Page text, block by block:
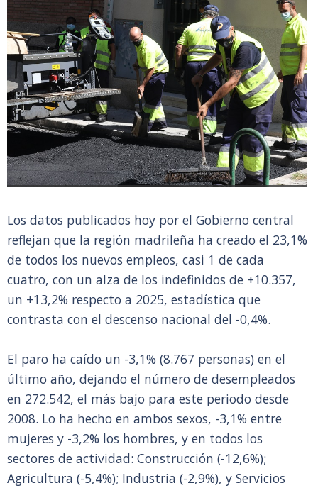
Los datos publicados hoy por el Gobierno central
reflejan que la región madrileña ha creado el 23,1%
de todos los nuevos empleos, casi 1 de cada
cuatro, con un alza de los indefinidos de +10.357,
un +13,2% respecto a 2025, estadística que
contrasta con el descenso nacional del -0,4%.
El paro ha caído un -3,1% (8.767 personas) en el
último año, dejando el número de desempleados
en 272.542, el más bajo para este periodo desde
2008. Lo ha hecho en ambos sexos, -3,1% entre
mujeres y -3,2% los hombres, y en todos los
sectores de actividad: Construcción (-12,6%);
Agricultura (-5,4%); Industria (-2,9%), y Servicios